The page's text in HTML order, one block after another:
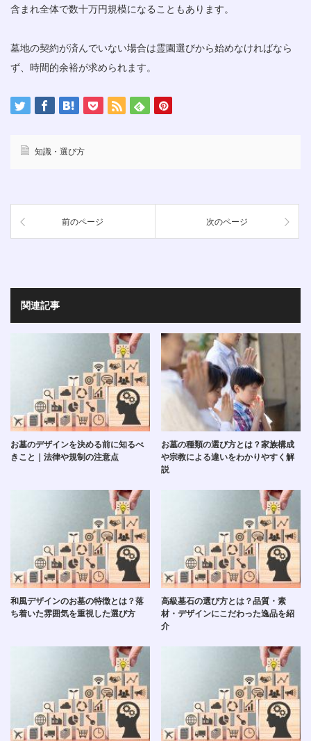
含まれ全体で数十万円規模になることもあります。
墓地の契約が済んでいない場合は霊園選びから始めなければなら
ず、時間的余裕が求められます。
知識・選び方
前のページ 次のページ
関連記事
お墓のデザインを決める前に知るべ
きこと｜法律や規制の注意点
お墓の種類の選び方とは？家族構成
や宗教による違いをわかりやすく解
説
和風デザインのお墓の特徴とは？落
ち着いた雰囲気を重視した選び方
高級墓石の選び方とは？品質・素
材・デザインにこだわった逸品を紹
介